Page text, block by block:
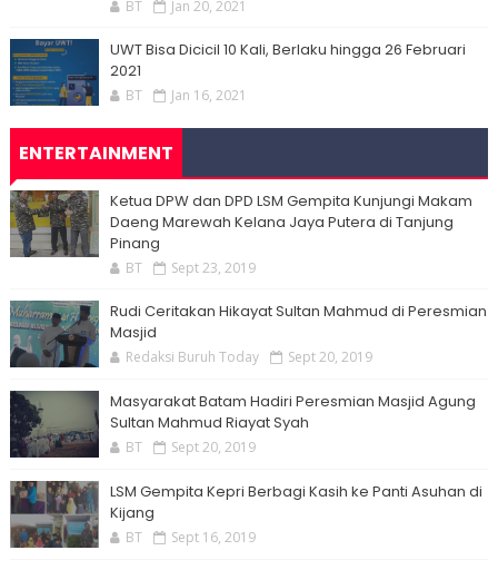
BT Jan 20, 2021
UWT Bisa Dicicil 10 Kali, Berlaku hingga 26 Februari
2021
BT Jan 16, 2021
ENTERTAINMENT
Ketua DPW dan DPD LSM Gempita Kunjungi Makam
Daeng Marewah Kelana Jaya Putera di Tanjung
Pinang
BT Sept 23, 2019
Rudi Ceritakan Hikayat Sultan Mahmud di Peresmian
Masjid
Redaksi Buruh Today Sept 20, 2019
Masyarakat Batam Hadiri Peresmian Masjid Agung
Sultan Mahmud Riayat Syah
BT Sept 20, 2019
LSM Gempita Kepri Berbagi Kasih ke Panti Asuhan di
Kijang
BT Sept 16, 2019